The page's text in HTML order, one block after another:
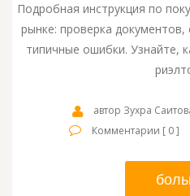
Подробная инструкция по
рынке: проверка
типичные ошибки. Узнайте,
автор Зухра
Комментарии [ 0 ]